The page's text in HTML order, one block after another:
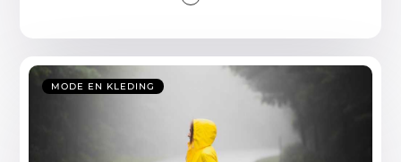
MODE EN KLEDING